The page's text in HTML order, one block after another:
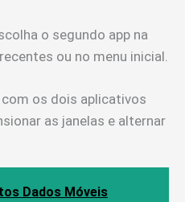
o segundo app na
ou no menu inicial.
os dois aplicativos
as janelas e alternar
Dados Móveis